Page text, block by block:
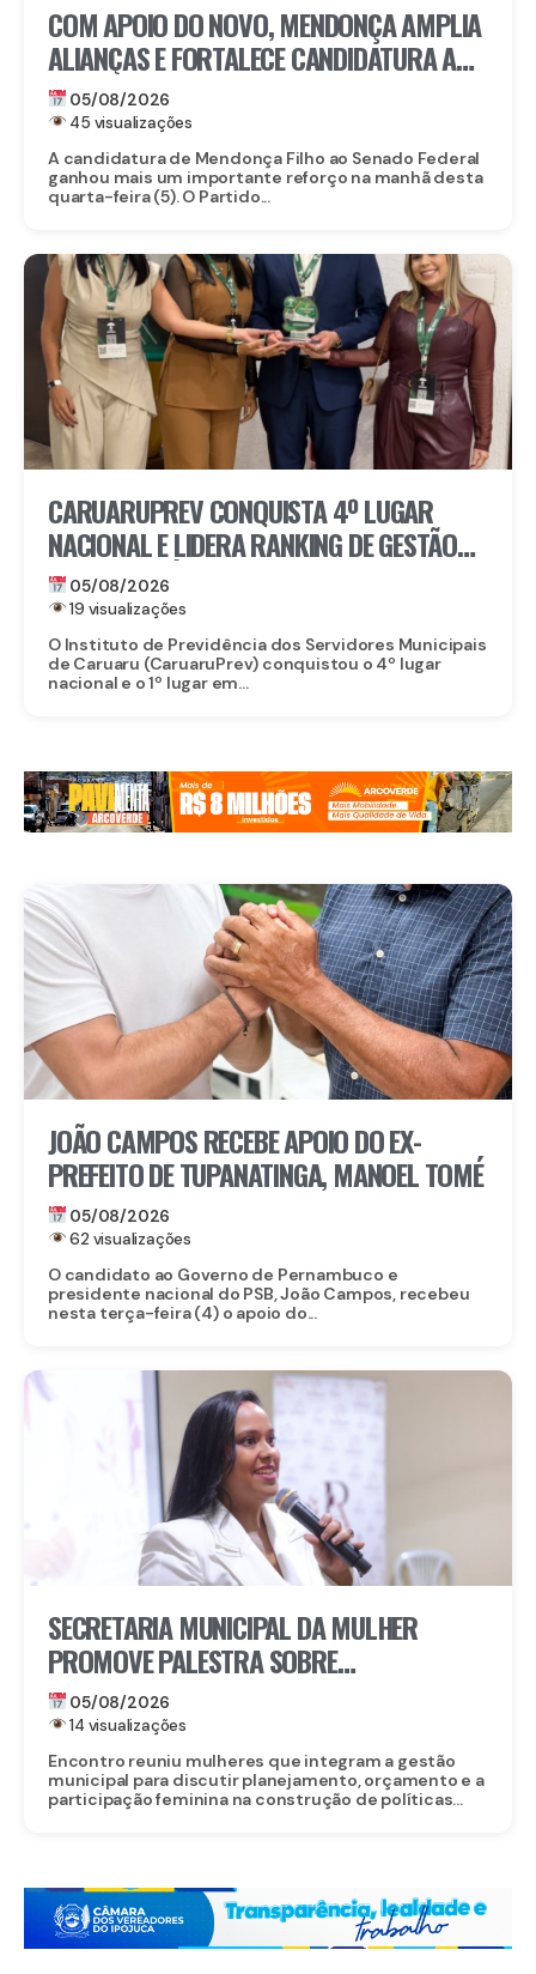
COM APOIO DO NOVO, MENDONÇA AMPLIA
ALIANÇAS E FORTALECE CANDIDATURA AO
SENADO EM PERNAMBUCO
05/08/2026
45 visualizações
A candidatura de Mendonça Filho ao Senado Federal
ganhou mais um importante reforço na manhã desta
quarta-feira (5). O Partido...
CARUARUPREV CONQUISTA 4º LUGAR
NACIONAL E LIDERA RANKING DE GESTÃO
PREVIDENCIÁRIA EM PERNAMBUCO
05/08/2026
19 visualizações
O Instituto de Previdência dos Servidores Municipais
de Caruaru (CaruaruPrev) conquistou o 4º lugar
nacional e o 1º lugar em...
JOÃO CAMPOS RECEBE APOIO DO EX-
PREFEITO DE TUPANATINGA, MANOEL TOMÉ
05/08/2026
62 visualizações
O candidato ao Governo de Pernambuco e
presidente nacional do PSB, João Campos, recebeu
nesta terça-feira (4) o apoio do...
SECRETARIA MUNICIPAL DA MULHER
PROMOVE PALESTRA SOBRE
PROTAGONISMO FEMININO NA
FORMULAÇÃO DE POLÍTICAS PÚBLICAS EM
GRAVATÁ
05/08/2026
14 visualizações
Encontro reuniu mulheres que integram a gestão
municipal para discutir planejamento, orçamento e a
participação feminina na construção de políticas...